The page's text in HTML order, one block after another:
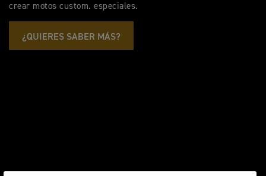
crear motos custom. especiales.
¿QUIERES SABER MÁS?